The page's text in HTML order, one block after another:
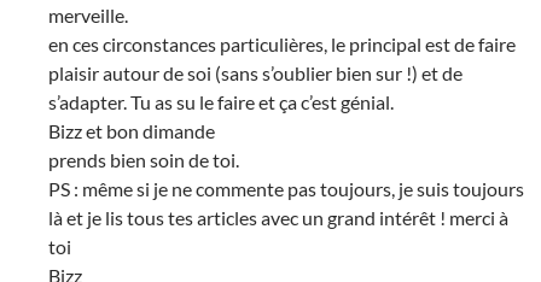
merveille.
en ces circonstances particulières, le principal est de faire
plaisir autour de soi (sans s’oublier bien sur !) et de
s’adapter. Tu as su le faire et ça c’est génial.
Bizz et bon dimande
prends bien soin de toi.
PS : même si je ne commente pas toujours, je suis toujours
là et je lis tous tes articles avec un grand intérêt ! merci à
toi
Bizz